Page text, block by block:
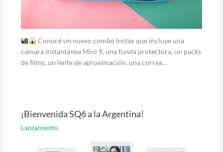
Conocé un nuevo combo Instax que incluye una
cámara instantánea Mini 9, una funda protectora, un packs
de films, un lente de aproximación, una correa…
¡Bienvenida SQ6 a la Argentina!
Lanzamiento